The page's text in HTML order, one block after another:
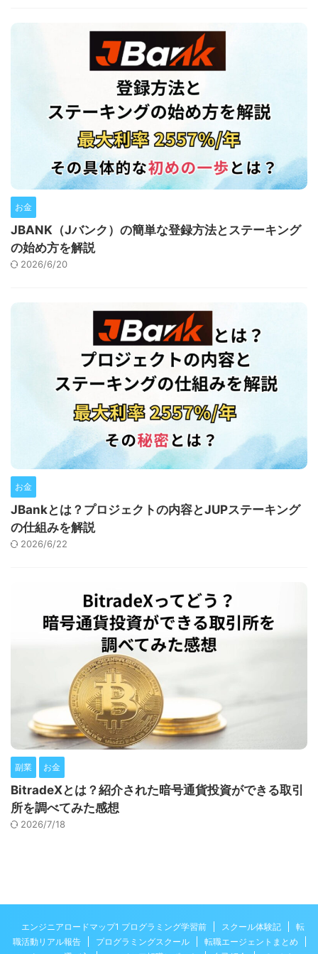
お金
JBANK（Jバンク）の簡単な登録方法とステーキング
の始め方を解説
2026/6/20
お金
JBankとは？プロジェクトの内容とJUPステーキング
の仕組みを解説
2026/6/22
副業 お金
BitradeXとは？紹介された暗号通貨投資ができる取引
所を調べてみた感想
2026/7/18
エンジニアロードマップ1 プログラミング学習前 スクール体験記
転
職活動リアル報告
プログラミングスクール
転職エージェントまとめ